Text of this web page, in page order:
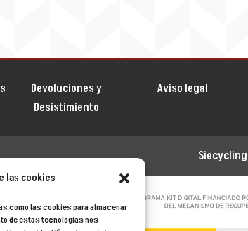
las cookies
como las cookies para almacenar
de estas tecnologías nos
Devoluciones y
Desistimiento
Aviso legal
Siecycling